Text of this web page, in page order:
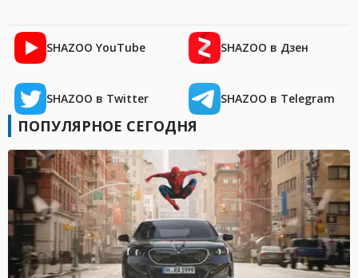
SHAZOO YouTube SHAZOO в Дзен
SHAZOO в Twitter SHAZOO в Telegram
ПОПУЛЯРНОЕ СЕГОДНЯ